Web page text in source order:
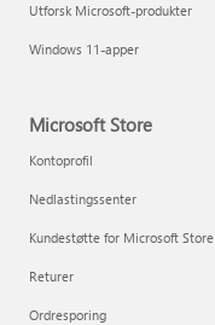
Utforsk Microsoft-produkter
Windows 11-apper
Microsoft Store
Kontoprofil
Nedlastingssenter
Kundestøtte for Microsoft Store
Returer
Ordresporing